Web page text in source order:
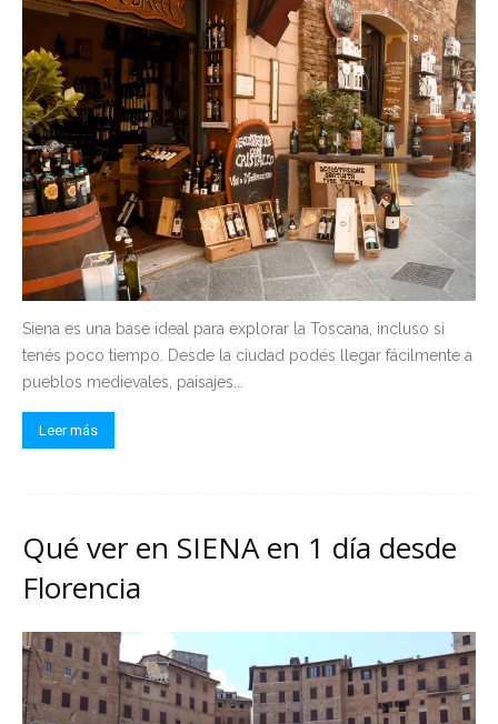
Siena es una base ideal para explorar la Toscana, incluso si
tenés poco tiempo. Desde la ciudad podés llegar fácilmente a
pueblos medievales, paisajes...
Leer más
Qué ver en SIENA en 1 día desde
Florencia